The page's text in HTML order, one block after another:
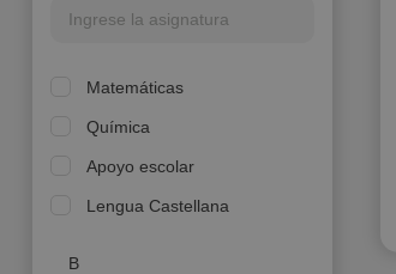
Matemáticas
Química
Apoyo escolar
Lengua Castellana
B